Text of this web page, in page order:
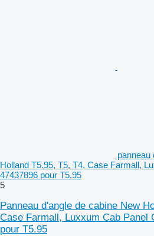
panneau
Holland T5.95, T5, T4, Case Farmall,
47437896 pour T5.95
5
Panneau d'angle de cabine New
Case Farmall, Luxxum Cab Panel
pour T5.95